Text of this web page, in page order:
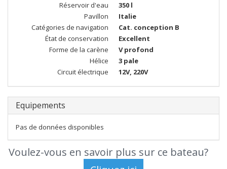
Réservoir d'eau
350 l
Pavillon
Italie
Catégories de navigation
Cat. conception B
État de conservation
Excellent
Forme de la carène
V profond
Hélice
3 pale
Circuit électrique
12V, 220V
Equipements
Pas de données disponibles
Voulez-vous en savoir plus sur ce bateau?